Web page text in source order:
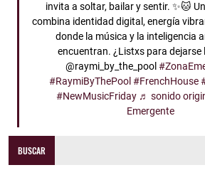
invita a soltar, bailar y sentir. ✨🐱
combina identidad digital, energía
donde la música y la inteligencia
encuentran. ¿Listxs para dejarse
@raymi_by_the_pool
#RaymiByThePool #FrenchHouse
#NewMusicFriday ♬ sonido
Emergente
BUSCAR